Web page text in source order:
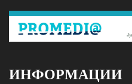
ИНФОРМАЦИИ